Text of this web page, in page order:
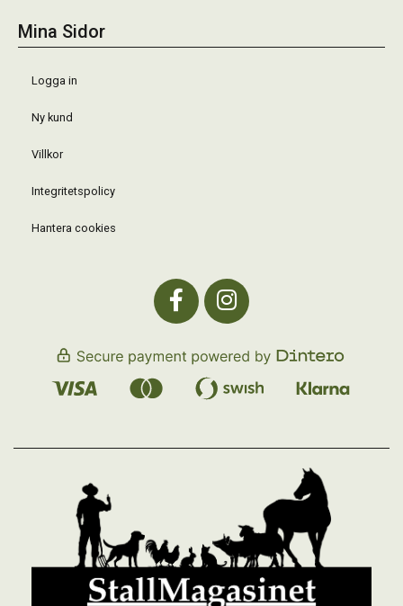
Mina Sidor
Logga in
Ny kund
Villkor
Integritetspolicy
Hantera cookies